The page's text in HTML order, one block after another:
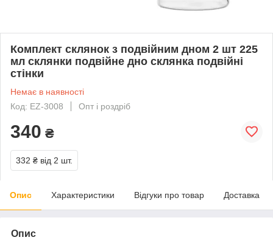
Комплект склянок з подвійним дном 2 шт 225
мл склянки подвійне дно склянка подвійні
стінки
Немає в наявності
Код: EZ-3008
Опт і роздріб
340 ₴
332 ₴ від 2 шт.
Опис Характеристики Відгуки про товар Доставка
Опис